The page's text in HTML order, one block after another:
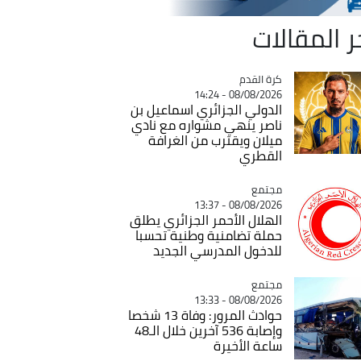
المقالات
Catégorie
كرة القدم
08/08/2026 - 14:24
الدولي الجزائري اسماعيل بن
ناصر ينهي مشواره مع نادي
ميلان ويقترب من الغرافة
القطري
Catégorie
مجتمع
08/08/2026 - 13:37
الهلال الأحمر الجزائري يطلق
حملة تضامنية وطنية تحسبا
للدخول المدرسي الجديد
Catégorie
مجتمع
08/08/2026 - 13:33
حوادث المرور: وفاة 13 شخصا
وإصابة 536 آخرين خلال الـ48
ساعة الأخيرة